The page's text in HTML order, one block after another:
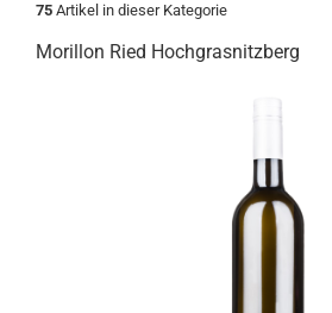
75 Artikel in dieser Kategorie
Mo­ril­lon Ried Hoch­gras­nitz­berg